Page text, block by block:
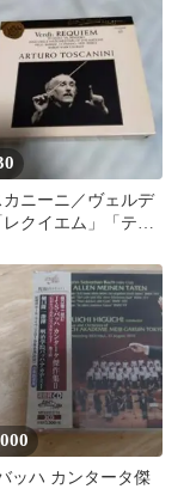
カニーニ／ヴェルデ
レクイエム」「テ・
組CD）
ッハ カンタータ傑